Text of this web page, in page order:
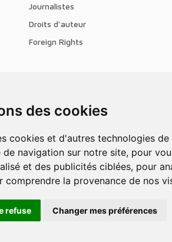
des cookies
navigation sur notre site, pour
et des publicités ciblées, pour
comprendre la provenance de nos
refuse Changer mes préférences
Journalistes
Droits d'auteur
Foreign Rights
les
de vos